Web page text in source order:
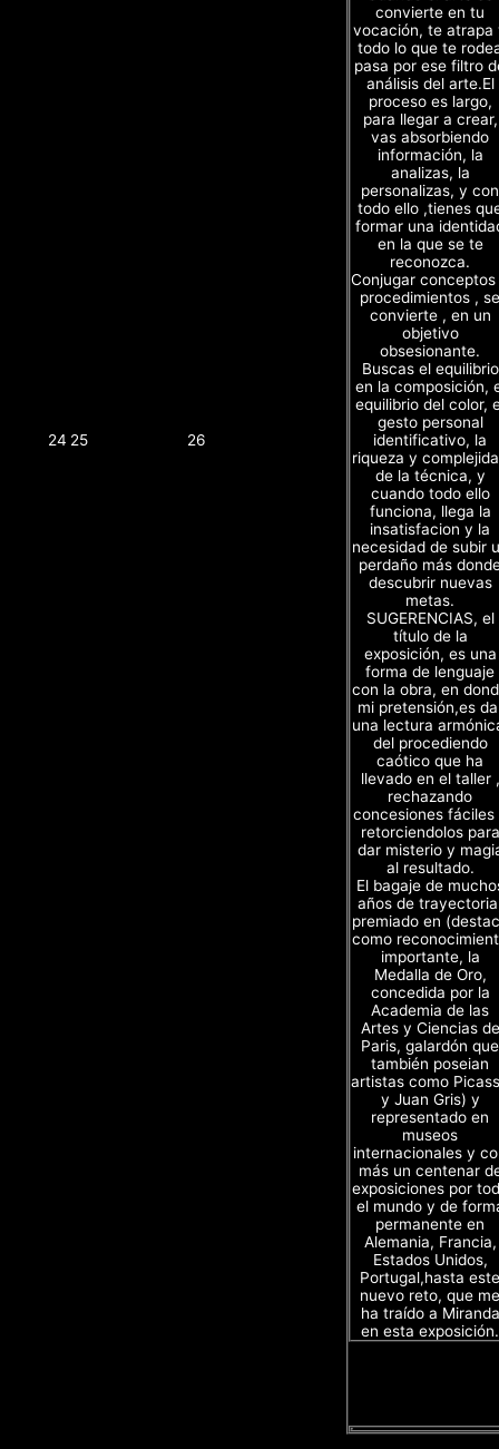
24 25 26
convierte en tu
vocación, te atrapa
todo lo que te
pasa por ese filtro
análisis del arte.El
proceso es largo,
para llegar a crear,
vas absorbiendo
información, la
analizas, la
personalizas, y con
todo ello ,tienes
formar una
en la que se te
reconozca.
Conjugar
procedimientos , se
convierte , en un
objetivo
obsesionante.
Buscas el equilibrio
en la composición,
equilibrio del color,
gesto personal
identificativo, la
riqueza y
de la técnica, y
cuando todo ello
funciona, llega la
insatisfacion y la
necesidad de subir
perdaño más
descubrir nuevas
metas.
SUGERENCIAS, el
título de la
exposición, es una
forma de lenguaje
con la obra, en
mi pretensión,es
una lectura
del procediendo
caótico que ha
llevado en el taller ,
rechazando
concesiones fáciles
retorciendolos para
dar misterio y
al resultado.
El bagaje de
años de
premiado en
como
importante, la
Medalla de Oro,
concedida por la
Academia de las
Artes y Ciencias de
Paris, galardón que
también poseian
artistas como
y Juan Gris) y
representado en
museos
internacionales y
más un centenar
exposiciones por
el mundo y de
permanente en
Alemania, Francia,
Estados Unidos,
Portugal,hasta este
nuevo reto, que me
ha traído a Miranda
en esta exposición.